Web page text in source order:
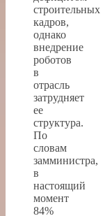
строительных
кадров,
однако
внедрение
роботов
в
отрасль
затрудняет
ее
структура.
По
словам
замминистра,
в
настоящий
момент
84%